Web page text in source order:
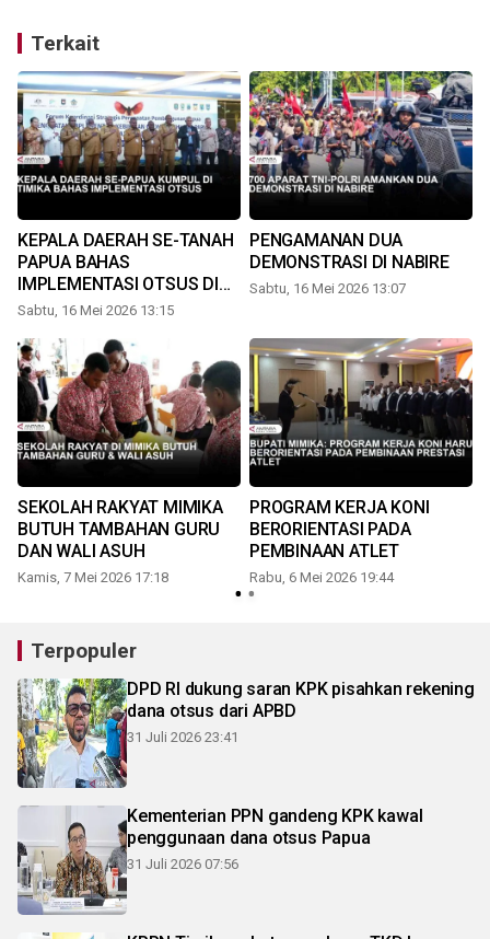
Terkait
KEPALA DAERAH SE-TANAH
PAPUA BAHAS
IMPLEMENTASI OTSUS DI
TIMIKA
Sabtu, 16 Mei 2026 13:15
PENGAMANAN DUA
DEMONSTRASI DI NABIRE
Sabtu, 16 Mei 2026 13:07
SEKOLAH RAKYAT MIMIKA
BUTUH TAMBAHAN GURU
DAN WALI ASUH
Kamis, 7 Mei 2026 17:18
PROGRAM KERJA KONI
BERORIENTASI PADA
PEMBINAAN ATLET
Rabu, 6 Mei 2026 19:44
Terpopuler
DPD RI dukung saran KPK pisahkan rekening
dana otsus dari APBD
31 Juli 2026 23:41
Kementerian PPN gandeng KPK kawal
penggunaan dana otsus Papua
31 Juli 2026 07:56